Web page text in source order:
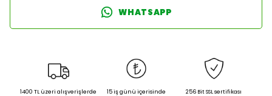
WHATSAPP
1400 TL üzeri alışverişlerde 15 iş günü içerisinde 256 Bit SSL sertifikası